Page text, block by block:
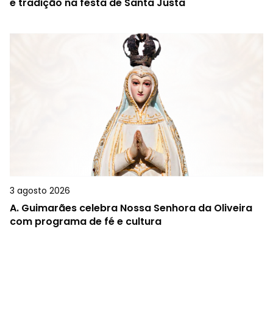
3 agosto 2026
A. Guimarães celebra Nossa Senhora da Oliveira
com programa de fé e cultura